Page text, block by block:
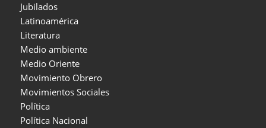
Jubilados
Latinoamérica
Literatura
Medio ambiente
Medio Oriente
Movimiento Obrero
Movimientos Sociales
Política
Política Nacional